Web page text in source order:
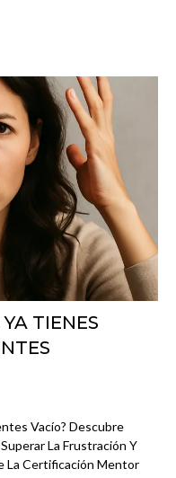
TIENES
Vacío? Descubre
La Frustración Y
La Certificación Mentor